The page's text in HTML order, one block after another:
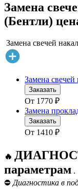
Замена
(Бентли)
Замена свечей
Замена свечей
Заказать
От 1770 ₽
Замена
Заказать
От 1410 ₽
🔥
параметрам .
⛔ Диагностика в